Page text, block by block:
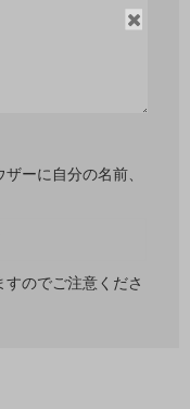
閉
ーに自分の名前、
のでご注意くださ